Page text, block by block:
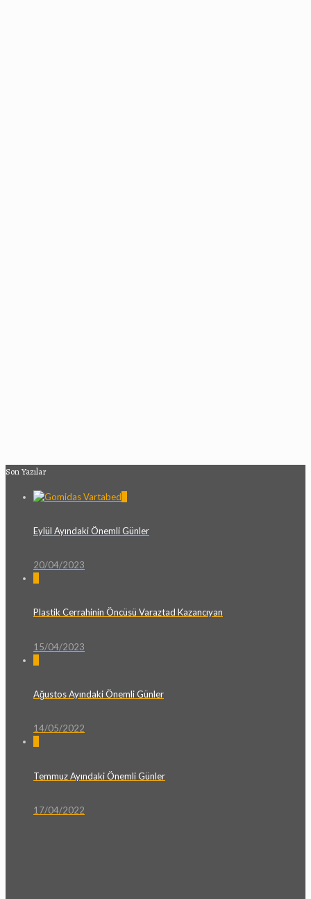
Son Yazılar
Eylül Ayındaki Önemli Günler
20/04/2023
Plastik Cerrahinin Öncüsü Varaztad Kazancıyan
15/04/2023
Ağustos Ayındaki Önemli Günler
14/05/2022
Temmuz Ayındaki Önemli Günler
17/04/2022